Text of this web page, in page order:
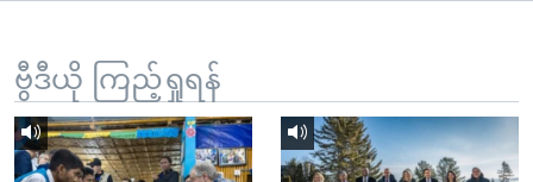
ဗွီဒီယို ကြည့်ရှုရန်